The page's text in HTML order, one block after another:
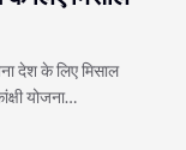
देश के लिए मिसाल
योजना…